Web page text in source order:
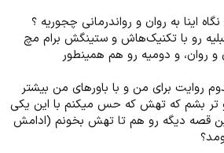
اینا به روان و رواندرمانی چجوریه ؟
رو با تکنیک‌هاش و ستینگش برام مچ
و روان، و دومیه رو هم همینطور
روایت برای من و با باورهای من بیشتر
تر بشم که تهش که حس میکنم با این یکی
این قصه دیگه رو هم تا تهش بخونم (ادامش